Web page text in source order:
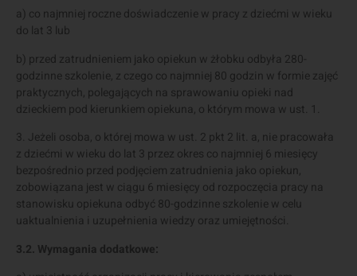
a) co najmniej roczne doświadczenie w pracy z dziećmi w wieku
do lat 3 lub
b) przed zatrudnieniem jako opiekun w żłobku odbyła 280-
godzinne szkolenie, z czego co najmniej 80 godzin w formie zajęć
praktycznych, polegających na sprawowaniu opieki nad
dzieckiem pod kierunkiem opiekuna, o którym mowa w ust. 1.
3. Jeżeli osoba, o której mowa w ust. 2 pkt 2 lit. a, nie pracowała
z dziećmi w wieku do lat 3 przez okres co najmniej 6 miesięcy
bezpośrednio przed podjęciem zatrudnienia jako opiekun,
zobowiązana jest w ciągu 6 miesięcy od rozpoczęcia pracy na
stanowisku opiekuna odbyć 80-godzinne szkolenie w celu
uaktualnienia i uzupełnienia wiedzy oraz umiejętności.
3.2. Wymagania dodatkowe: